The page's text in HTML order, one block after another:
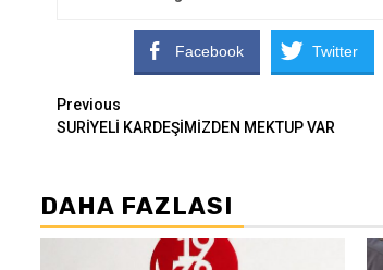
Facebook Twitter
Continue
Reading
Previous
SURİYELİ KARDEŞİMİZDEN MEKTUP VAR
DAHA FAZLASI